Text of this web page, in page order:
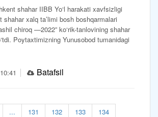
shahar IIBB Yo‘l harakati xavfsizligi
shahar xalq ta’limi bosh boshqarmalari
chiroq —2022” ko‘rik-tanlovining shahar
Poytaxtimizning Yunusobod tumanidagi
Batafsil
... 131 132 133
134